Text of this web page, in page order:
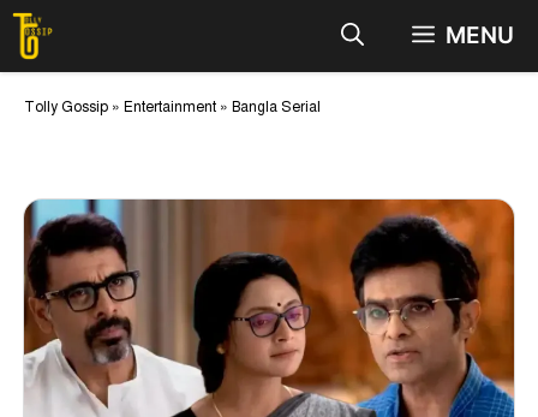
Skip
content
MENU
Tolly Gossip » Entertainment » Bangla Serial